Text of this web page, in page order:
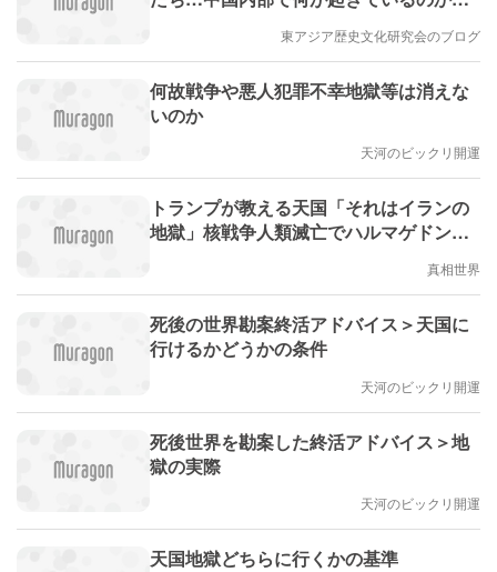
東アジア歴史文化研究会のブログ
何故戦争や悪人犯罪不幸地獄等は消えな
いのか
天河のビックリ開運
トランプが教える天国「それはイランの
地獄」核戦争人類滅亡でハルマゲドン達
真相世界
死後の世界勘案終活アドバイス＞天国に
行けるかどうかの条件
天河のビックリ開運
死後世界を勘案した終活アドバイス＞地
獄の実際
天河のビックリ開運
天国地獄どちらに行くかの基準